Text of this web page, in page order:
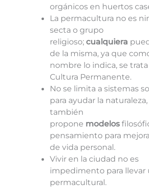
orgánicos en huertos
La permacultura no es
secta o grupo
religioso;cualquiera
de la misma, ya que
nombre lo indica, se
Cultura Permanente.
No se limita a sistemas
para ayudar la
también
propone modelos
pensamiento para
de vida personal.
Vivir en la ciudad no es
impedimento para llevar
permacultural.